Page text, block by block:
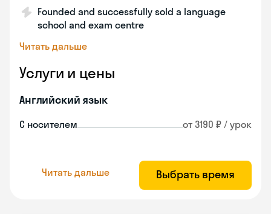
Founded and successfully sold a language
school and exam centre
Читать дальше
Услуги и цены
Английский язык
С носителем от 3190 ₽ / урок
Читать дальше Выбрать время